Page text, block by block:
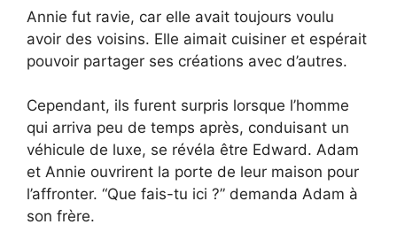
Annie fut ravie, car elle avait toujours voulu
avoir des voisins. Elle aimait cuisiner et espérait
pouvoir partager ses créations avec d’autres.
Cependant, ils furent surpris lorsque l’homme
qui arriva peu de temps après, conduisant un
véhicule de luxe, se révéla être Edward. Adam
et Annie ouvrirent la porte de leur maison pour
l’affronter. “Que fais-tu ici ?” demanda Adam à
son frère.